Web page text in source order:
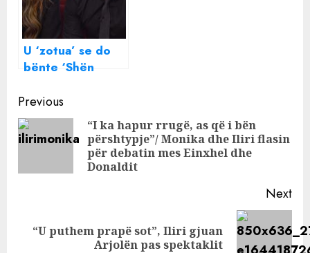
U ‘zotua’ se do
bënte ‘Shën
historik’,
këngëtari i njohur
zbulon surprizën
e Luizit për
Continue
Reading
Previous
“I ka hapur rrugë, as që i bën
përshtypje”/ Monika dhe Iliri flasin
për debatin mes Einxhel dhe
Donaldit
Next
Next
“U puthem prapë sot”, Iliri gjuan
Arjolën pas spektaklit